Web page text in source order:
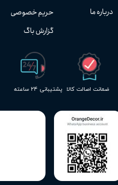
پشتیبانی ۲۴ ساعته ضمانت اصالت کالا
حریم خصوصی
گزارش باگ
درباره ما